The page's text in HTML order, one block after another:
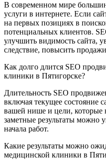
В современном мире
услуги в интернете. Если
на первых позициях в
потенциальных клиентов.
улучшить видимость сайта,
следствие, повысить
Как долго длится SEO
клиники в Пятигорске?
Длительность SEO
включая текущее состояние
вашей нише и цели, которые
заметные результаты можно
начала работ.
Какие результаты можно
медицинской клиники в